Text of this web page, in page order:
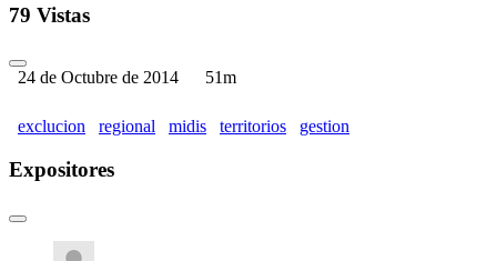
79 Vistas
24 de Octubre de 2014 51m
exclucion regional midis territorios gestion
Expositores